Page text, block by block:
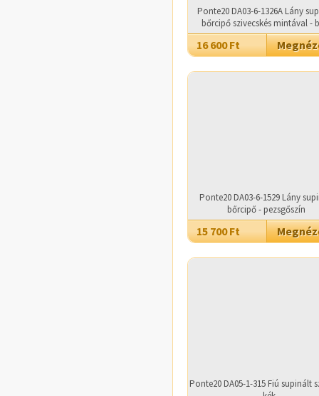
Ponte20 DA03-6-1326A Lány
bőrcipő szivecskés mintával -
16 600 Ft
Ponte20 DA03-6-1529 Lány
bőrcipő - pezsgőszín
15 700 Ft
Ponte20 DA05-1-315 Fiú supinált